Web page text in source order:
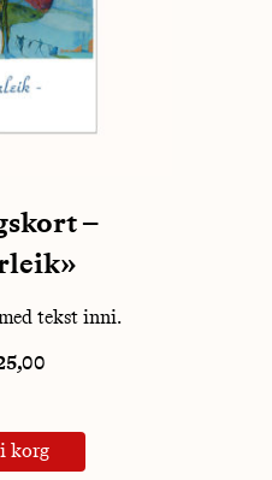
–
tekst inni.
korg